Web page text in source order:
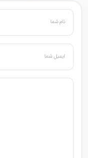
نام شما
ایمیل شما